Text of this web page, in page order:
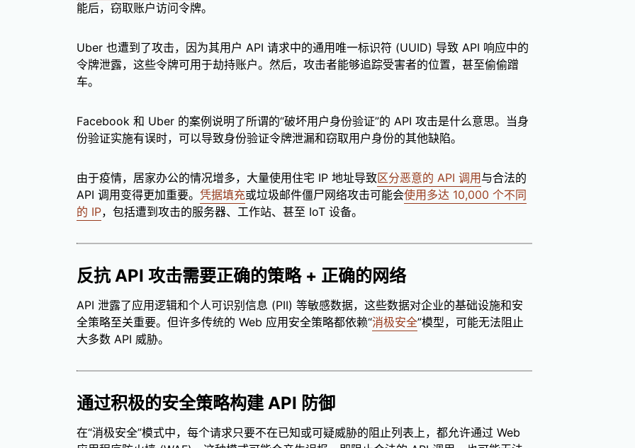
能后，窃取账户访问令牌。
Uber 也遭到了攻击，因为其用户 API 请求中的通用唯一标识符 (UUID) 导致 API 响应中的
令牌泄露，这些令牌可用于劫持账户。然后，攻击者能够追踪受害者的位置，甚至偷偷蹭
车。
Facebook 和 Uber 的案例说明了所谓的“破坏用户身份验证”的 API 攻击是什么意思。当身
份验证实施有误时，可以导致身份验证令牌泄漏和窃取用户身份的其他缺陷。
由于疫情，居家办公的情况增多，大量使用住宅 IP 地址导致区分恶意的 API 调用 与合法的
API 调用变得更加重要。 凭据填充或垃圾邮件僵尸网络攻击可能会使用多达 10,000 个不同
的 IP，包括遭到攻击的服务器、工作站、甚至 IoT 设备。
反抗 API 攻击需要正确的策略 + 正确的网络
API 泄露了应用逻辑和个人可识别信息 (PII) 等敏感数据，这些数据对企业的基础设施和安
全策略至关重要。但许多传统的 Web 应用安全策略都依赖“消极安全”模型，可能无法阻止
大多数 API 威胁。
通过积极的安全策略构建 API 防御
在“消极安全”模式中，每个请求只要不在已知或可疑威胁的阻止列表上，都允许通过 Web